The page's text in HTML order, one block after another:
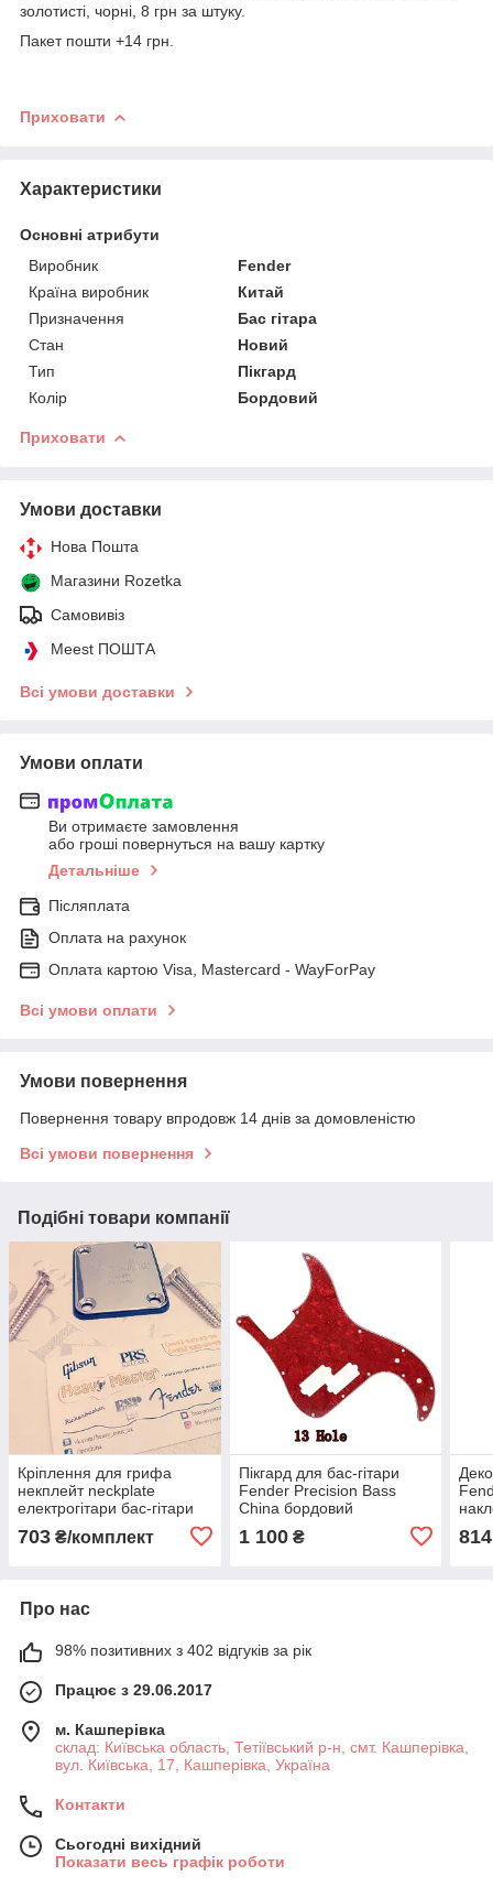
золотисті, чорні, 8 грн за штуку.
Пакет пошти +14 грн.
Приховати
Характеристики
Основні атрибути
Виробник
Fender
Країна виробник
Китай
Призначення
Бас гітара
Стан
Новий
Тип
Пікгард
Колір
Бордовий
Приховати
Умови доставки
Нова Пошта
Магазини Rozetka
Самовивіз
Meest ПОШТА
Всі умови доставки
Умови оплати
Ви отримаєте замовлення
або гроші повернуться на вашу картку
Детальніше
Післяплата
Оплата на рахунок
Оплата картою Visa, Mastercard - WayForPay
Всі умови оплати
Умови повернення
Повернення товару впродовж 14 днів за домовленістю
Всі умови повернення
Подібні товари компанії
Кріплення для грифа
некплейт neckplate
електрогітари бас-гітари
Telecaster Jazz Bass
703 ₴/комплект
Пікгард для бас-гітари
Fender Precision Bass
China бордовий
1 100₴ 814
Про нас
98% позитивних з 402 відгуків за рік
Працює з 29.06.2017
м. Кашперівка
склад: Київська область, Тетіївський р-н, смт. Кашперівка,
вул. Київська, 17, Кашперівка, Україна
Контакти
Сьогодні вихідний
Показати весь графік роботи